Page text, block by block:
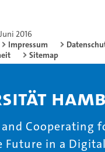
2016
Impressum
Sitemap
Cooperating
Future in a